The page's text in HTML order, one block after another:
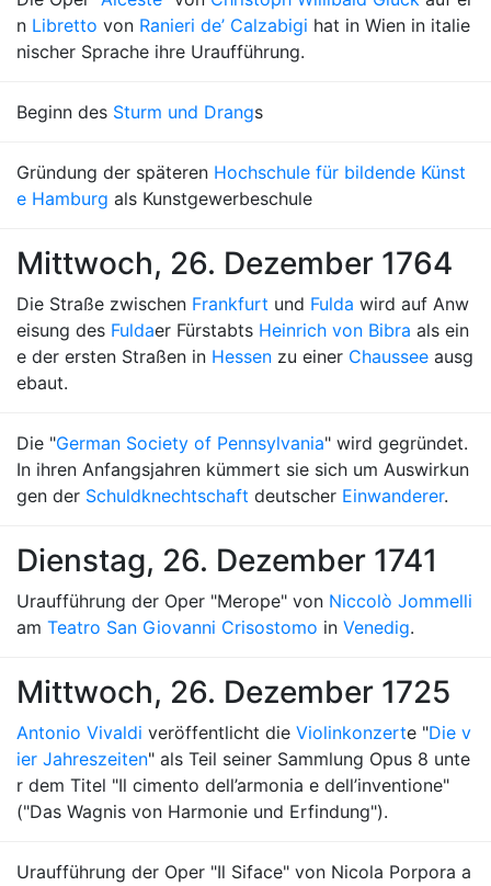
n Libretto von Ranieri de’ Calzabigi hat in Wien in italie
nischer Sprache ihre Uraufführung.
Beginn des Sturm und Drangs
Gründung der späteren Hochschule für bildende Künst
e Hamburg als Kunstgewerbeschule
Mittwoch, 26. Dezember 1764
Die Straße zwischen Frankfurt und Fulda wird auf Anw
eisung des Fuldaer Fürstabts Heinrich von Bibra als ein
e der ersten Straßen in Hessen zu einer Chaussee ausg
ebaut.
Die "German Society of Pennsylvania" wird gegründet.
In ihren Anfangsjahren kümmert sie sich um Auswirkun
gen der Schuldknechtschaft deutscher Einwanderer.
Dienstag, 26. Dezember 1741
Uraufführung der Oper "Merope" von Niccolò Jommelli
am Teatro San Giovanni Crisostomo in Venedig.
Mittwoch, 26. Dezember 1725
Antonio Vivaldi veröffentlicht die Violinkonzerte "Die v
ier Jahreszeiten" als Teil seiner Sammlung Opus 8 unte
r dem Titel "Il cimento dell’armonia e dell’inventione"
("Das Wagnis von Harmonie und Erfindung").
Uraufführung der Oper "Il Siface" von Nicola Porpora a